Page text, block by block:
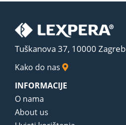
Tuškanova 37, 10000 Zagreb
Kako do nas
INFORMACIJE
O nama
About us